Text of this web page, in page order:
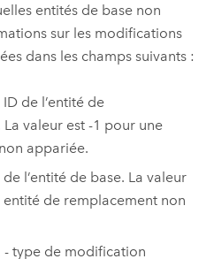
entités de base non
sur les modifications
dans les champs suivants :
ID de l’entité de
valeur est -1 pour une
appariée.
de l’entité de base. La valeur
entité de remplacement non
- type de modification